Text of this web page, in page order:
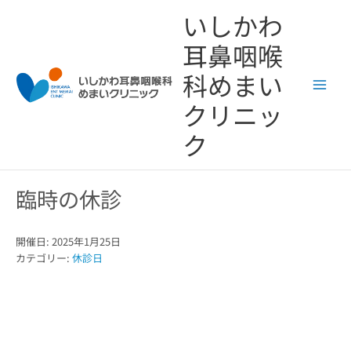
いしかわ
耳鼻咽喉
科めまい
クリニッ
ク
臨時の休診
開催日: 2025年1月25日
カテゴリー:休診日